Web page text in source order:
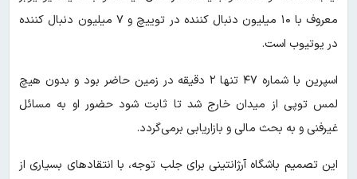
معروف با ۱۰ میلیون دنبال کننده در توییچ و ۷ میلیون دنبال کننده
در یوتیوب است.
اسپرین با شماره ۴۷ تنها ۲ دقیقه در زمین حاضر بود و بدون هیچ
لمس توپی از میدان خارج شد تا ثابت شود حضور او به مسائل
غیرفنی و به بحث مالی و بازاریابی برمی‌گردد.
این تصمیم باشگاه آرژانتینی برای جلب توجه، با انتقادهای بسیاری از